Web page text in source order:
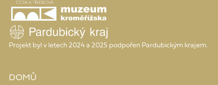
Projekt byl v letech 2024 a 2025 podpořen Pardubickým krajem.
DOMŮ